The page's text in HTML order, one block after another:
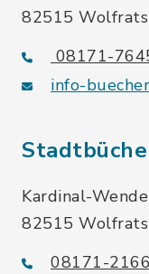
82515
08171-
info-
Kardinal-
82515
08171-